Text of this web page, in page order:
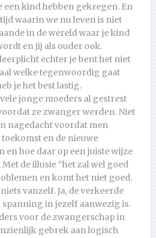
een kind hebben gekregen. En
waarin we nu leven is niet
in de wereld waar je kind
en jij als ouder ook.
echter je bent het niet
welke tegenwoordig gaat
je het best lastig.
jonge moeders al gestrest
ze zwanger werden. Niet
nagedacht voordat men
en de nieuwe
hoe daar op een juiste wijze
de illusie “het zal wel goed
en komt het niet goed.
vanzelf. Ja, de verkeerde
spanning in jezelf aanwezig is.
voor de zwangerschap in
gebrek aan logisch